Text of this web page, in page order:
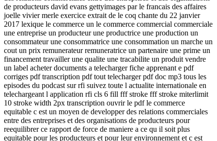
de producteurs david evans gettyimages par le francais des affaires
joelle vivier merle exercice extrait de le coq chante du 22 janvier
2017 lexique le commerce un le commerce commercial commerciale
une entreprise un producteur une productrice une production un
consommateur une consommatrice une consommation un marche un
cout un prix remunerateur remuneratrice un partenaire une prime un
financement travailler une qualite une tracabilite un produit vendre
un label acheter documents a telecharger fiche apprenant e pdf
corriges pdf transcription pdf tout telecharger pdf doc mp3 tous les
episodes du podcast sur rfi suivez toute l actualite internationale en
telechargeant l application rfi cls 6 fill fff stroke fff stroke miterlimit
10 stroke width 2px transcription ouvrir le pdf le commerce
equitable c est un moyen de developper des relations commerciales
entre des entreprises et des organisations de producteurs pour
reequilibrer ce rapport de force de maniere a ce qu il soit plus
equitable pour les producteurs et pour leur environnement et c est